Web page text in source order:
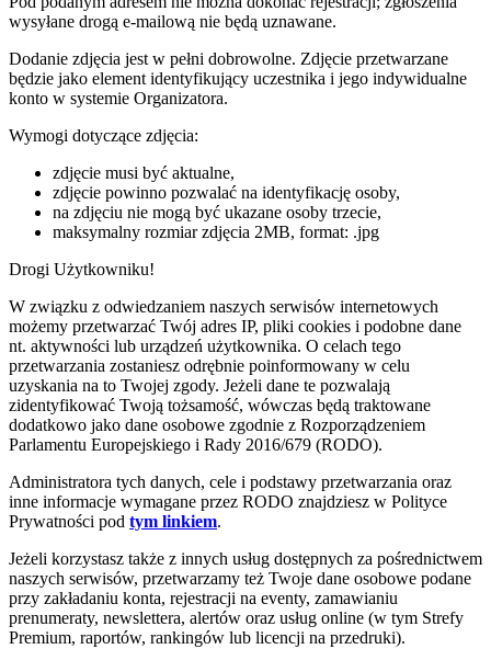
wysyłane drogą e-mailową nie będą uznawane.
Dodanie zdjęcia jest w pełni dobrowolne. Zdjęcie przetwarzane
będzie jako element identyfikujący uczestnika i jego indywidualne
konto w systemie Organizatora.
Wymogi dotyczące zdjęcia:
zdjęcie musi być aktualne,
zdjęcie powinno pozwalać na identyfikację osoby,
na zdjęciu nie mogą być ukazane osoby trzecie,
maksymalny rozmiar zdjęcia 2MB, format: .jpg
Drogi Użytkowniku!
W związku z odwiedzaniem naszych serwisów internetowych
możemy przetwarzać Twój adres IP, pliki cookies i podobne dane
nt. aktywności lub urządzeń użytkownika. O celach tego
przetwarzania zostaniesz odrębnie poinformowany w celu
uzyskania na to Twojej zgody. Jeżeli dane te pozwalają
zidentyfikować Twoją tożsamość, wówczas będą traktowane
dodatkowo jako dane osobowe zgodnie z Rozporządzeniem
Parlamentu Europejskiego i Rady 2016/679 (RODO).
Administratora tych danych, cele i podstawy przetwarzania oraz
inne informacje wymagane przez RODO znajdziesz w Polityce
Prywatności pod tym linkiem.
Jeżeli korzystasz także z innych usług dostępnych za pośrednictwem
naszych serwisów, przetwarzamy też Twoje dane osobowe podane
przy zakładaniu konta, rejestracji na eventy, zamawianiu
prenumeraty, newslettera, alertów oraz usług online (w tym Strefy
Premium, raportów, rankingów lub licencji na przedruki).